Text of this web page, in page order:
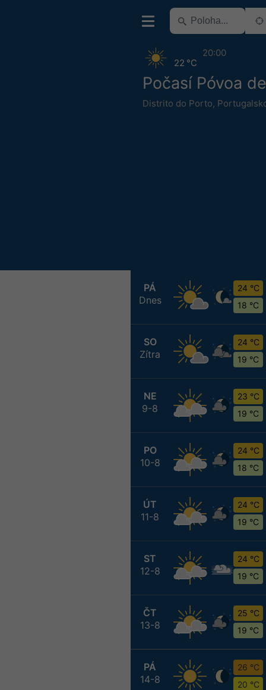
Počasí Póvoa
Distrito do Porto,
22 °C
20:00
PÁ
Dnes
24 °C
18 °C
SO
Zítra
24 °C
19 °C
NE
9-8
23 °C
19 °C
PO
10-8
24 °C
18 °C
ÚT
11-8
24 °C
19 °C
ST
12-8
24 °C
19 °C
ČT
13-8
25 °C
19 °C
PÁ
14-8
26 °C
20 °C